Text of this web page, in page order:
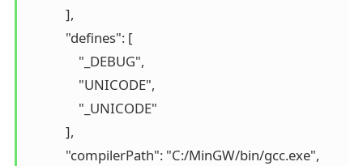
            ],
            "defines": [
                "_DEBUG",
                "UNICODE",
                "_UNICODE"
            ],
            "compilerPath": "C:/MinGW/bin/gcc.exe",